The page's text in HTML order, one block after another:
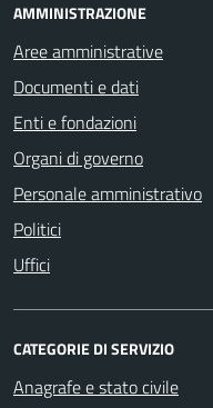
AMMINISTRAZIONE
Aree amministrative
Documenti e dati
Enti e fondazioni
Organi di governo
Personale amministrativo
Politici
Uffici
CATEGORIE DI SERVIZIO
Anagrafe e stato civile